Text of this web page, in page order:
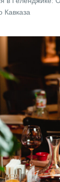
Кавказа